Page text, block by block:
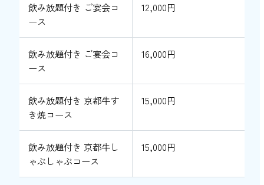
飲み放題付き ご宴会コ
ース
12,000円
飲み放題付き ご宴会コ
ース
16,000円
飲み放題付き 京都牛す
き焼コース
15,000円
飲み放題付き 京都牛し
ゃぶしゃぶコース
15,000円